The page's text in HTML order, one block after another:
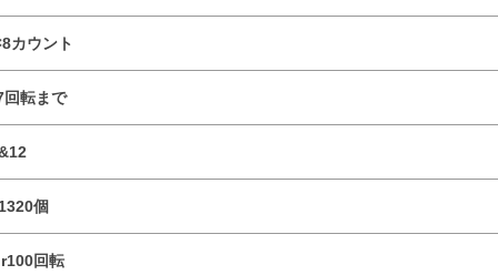
カウント
回転まで
個
回転